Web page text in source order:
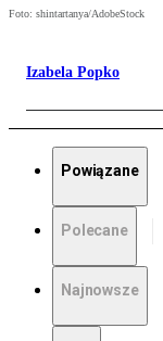
Foto: shintartanya/AdobeStock
Izabela Popko
Powiązane
Polecane
Najnowsze